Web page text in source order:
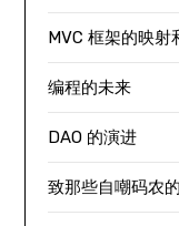
MVC 框架的映射
编程的未来
DAO 的演进
致那些自嘲码农